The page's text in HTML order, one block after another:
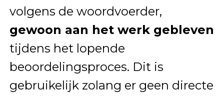
volgens de woordvoerder,
gewoon aan het werk gebleven
tijdens het lopende
beoordelingsproces. Dit is
gebruikelijk zolang er geen directe